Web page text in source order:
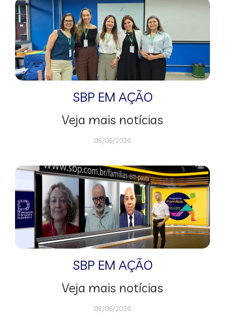
SBP EM AÇÃO
Veja mais notícias
08/06/2026
SBP EM AÇÃO
Veja mais notícias
08/06/2026